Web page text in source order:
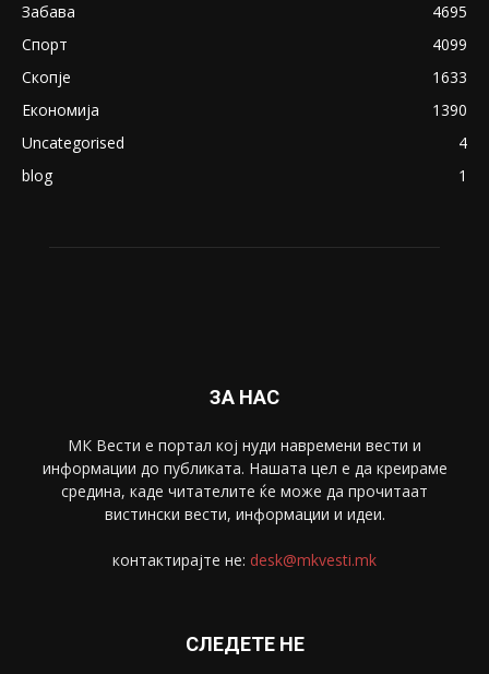
Забава
4695
Спорт
4099
Скопје
1633
Економија
1390
Uncategorised
4
blog
1
ЗА НАС
МК Вести е портал коj нуди навремени вести и
информации до публиката. Нашата цел е да креираме
средина, каде читателите ќе може да прочитаат
вистински вести, информации и идеи.
контактирајте не: desk@mkvesti.mk
СЛЕДЕТЕ НЕ